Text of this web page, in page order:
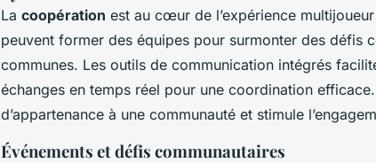
La coopération est au cœur de l’expérience
peuvent former des équipes pour surmonter des défis
communes. Les outils de communication intégrés
échanges en temps réel pour une coordination
d’appartenance à une communauté et stimule
Événements et défis communautaires